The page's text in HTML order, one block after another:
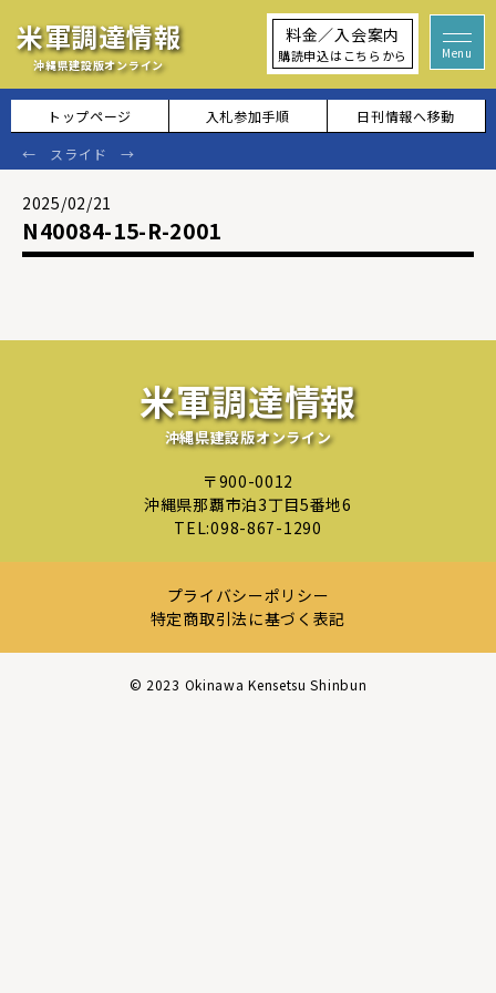
米軍調達情報
沖縄県建設版オンライン
料金／入会案内
購読申込はこちらから
トップページ 入札参加手順 日刊情報へ移動
2025/02/21
N40084-15-R-2001
米軍調達情報
沖縄県建設版オンライン
〒900-0012
沖縄県那覇市泊3丁目5番地6
TEL:098-867-1290
プライバシーポリシー
特定商取引法に基づく表記
©︎ 2023 Okinawa Kensetsu Shinbun